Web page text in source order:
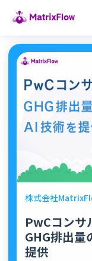
株式会社
PwCコンサ
GHG排出量
提供